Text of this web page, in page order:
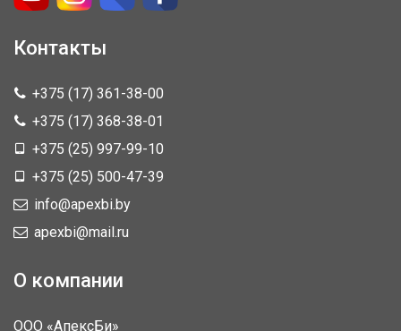
Контакты
+375 (17) 361-38-00
+375 (17) 368-38-01
+375 (25) 997-99-10
+375 (25) 500-47-39
info@apexbi.by
apexbi@mail.ru
О компании
ООО «АпексБи»